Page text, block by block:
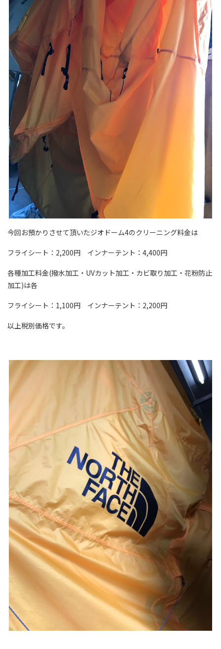
今回お預かりさせて頂いたジオドーム4のクリーニング料金は
フライシート：2,200円 インナーテント：4,400円
各種加工料金(撥水加工・UVカット加工・カビ取り加工・花粉防止
加工)は各
フライシート：1,100円 インナーテント：2,200円
以上税別価格です。